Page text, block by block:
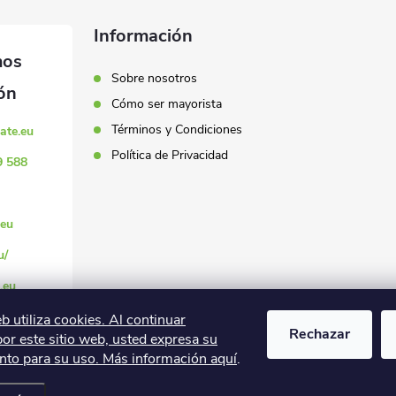
utiliza cookies. Al continuar
este sitio web, usted expresa su
para su uso. Más información aquí.
Rechazar
588
Información
Sobre nosotros
Cómo ser mayorista
Términos y Condiciones
Política de Privacidad